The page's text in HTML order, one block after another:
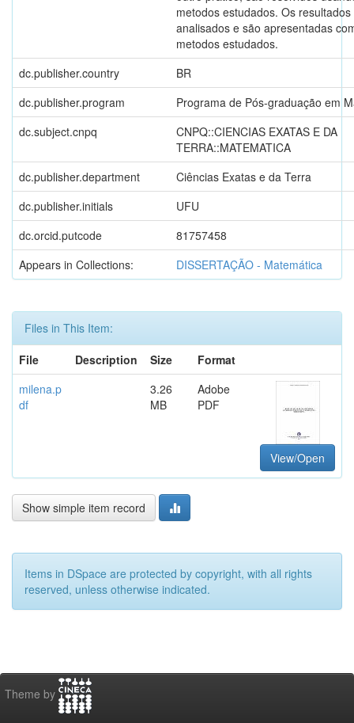
metodos estudados. Os
analisados e são apresentadas
metodos estudados.
dc.publisher.country
BR
dc.publisher.program
Programa de Pós-graduação em
dc.subject.cnpq
CNPQ::CIENCIAS EXATAS E DA
TERRA::MATEMATICA
dc.publisher.department
Ciências Exatas e da Terra
dc.publisher.initials
UFU
dc.orcid.putcode
81757458
Appears in Collections:
DISSERTAÇÃO - Matemática
Files in This Item:
File
Description Size
Format
milena.p
df
3.26
MB
Adobe
PDF
View/Open
Show simple item record
Items in DSpace are protected by copyright, with all rights
reserved, unless otherwise indicated.
Theme by